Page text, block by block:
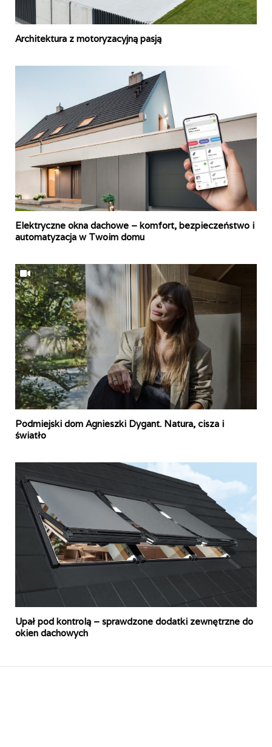
Architektura z motoryzacyjną pasją
Elektryczne okna dachowe – komfort, bezpieczeństwo i
automatyzacja w Twoim domu
Podmiejski dom Agnieszki Dygant. Natura, cisza i
światło
Upał pod kontrolą – sprawdzone dodatki zewnętrzne do
okien dachowych